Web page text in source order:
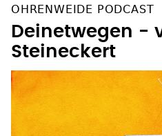
OHRENWEIDE PODCAST
Deinetwegen -